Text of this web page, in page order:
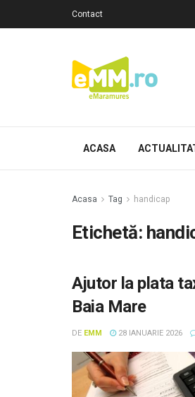
Contact
ACASA
Acasa Tag handicap
Etichetă:
Ajutor la plata
Baia Mare
DE EMM 28 IANUARIE 2026